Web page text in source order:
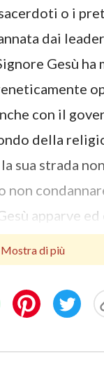
o i
dai
Gesù
con il
della
sua strada
apparve
il Signore
al fatto
della verità,
di vedere è
Mostra di più